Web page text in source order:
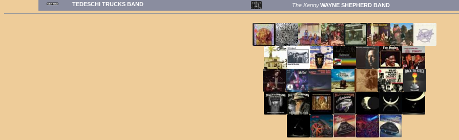
TEDESCHI TRUCKS BAND The Kenny WAYNE SHEPHERD BAND